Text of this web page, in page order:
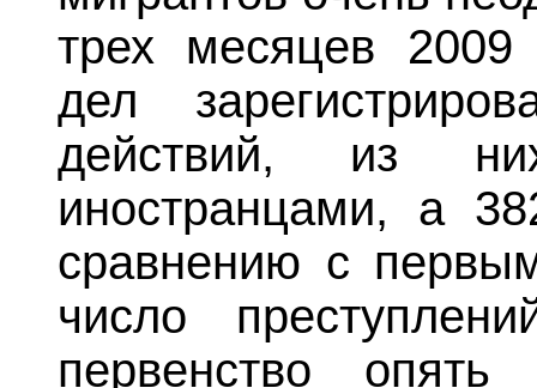
трех месяцев 2009
дел
действий, из
иностранцами, а
сравнению с
число
первенство